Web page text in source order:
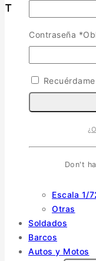
Tienda
Aviones
Escala 1/
Escala 1/48
Escala 1/
Vehiculos
Escala 1/
Otras
Soldados
Barcos
Autos y Motos
Contraseña *
Recuérdame
Don't